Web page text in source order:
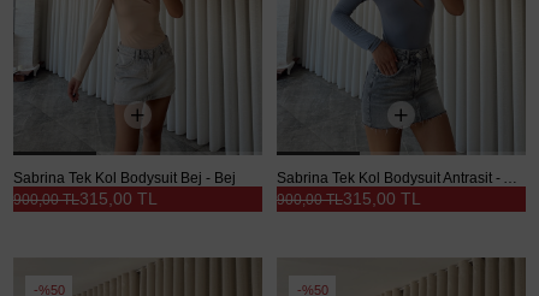
Sabrina Tek Kol Bodysuit Bej - Bej
315,00 TL
900,00 TL 315,00 TL
900,00 TL
%50 %50